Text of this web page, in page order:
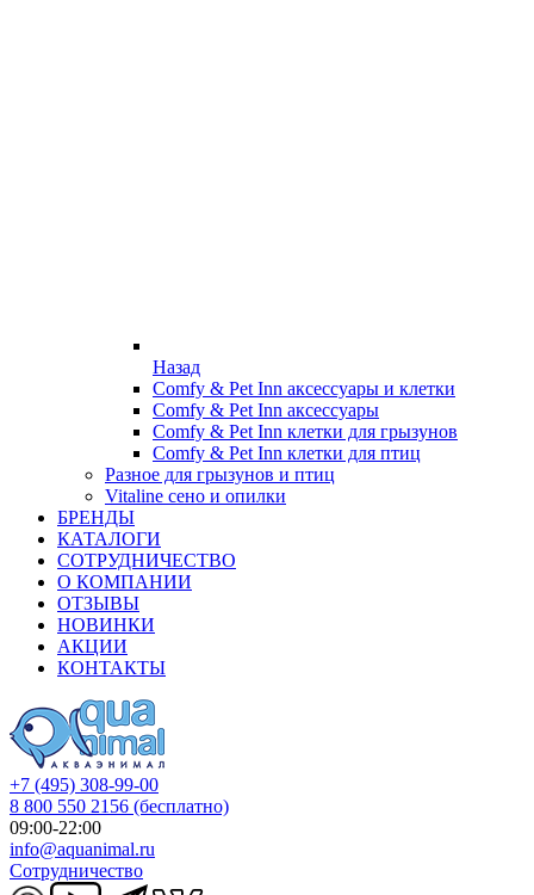
Назад
Comfy & Pet Inn аксессуары и клетки
Comfy & Pet Inn аксессуары
Comfy & Pet Inn клетки для грызунов
Comfy & Pet Inn клетки для птиц
Разное для грызунов и птиц
Vitaline сено и опилки
БРЕНДЫ
КАТАЛОГИ
СОТРУДНИЧЕСТВО
О КОМПАНИИ
ОТЗЫВЫ
НОВИНКИ
АКЦИИ
КОНТАКТЫ
+7 (495) 308-99-00
8 800 550 2156 (бесплатно)
09:00-22:00
info@aquanimal.ru
Сотрудничество